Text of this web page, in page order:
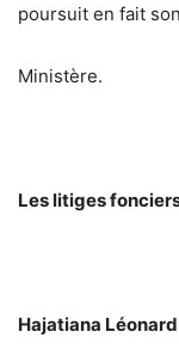
poursuit en fait
Ministère.
Les litiges
Hajatiana Léonard